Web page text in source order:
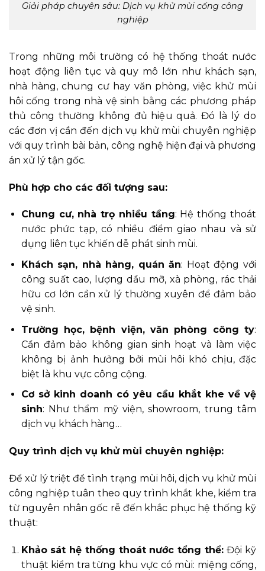
Giải pháp chuyên sâu: Dịch vụ khử mùi cống công
nghiệp
Trong những môi trường có hệ thống thoát nước
hoạt động liên tục và quy mô lớn như khách sạn,
nhà hàng, chung cư hay văn phòng, việc khử mùi
hôi cống trong nhà vệ sinh bằng các phương pháp
thủ công thường không đủ hiệu quả. Đó là lý do
các đơn vị cần đến dịch vụ khử mùi chuyên nghiệp
với quy trình bài bản, công nghệ hiện đại và phương
án xử lý tận gốc.
Phù hợp cho các đối tượng sau:
Chung cư, nhà trọ nhiều tầng: Hệ thống thoát
nước phức tạp, có nhiều điểm giao nhau và sử
dụng liên tục khiến dễ phát sinh mùi.
Khách sạn, nhà hàng, quán ăn: Hoạt động với
công suất cao, lượng dầu mỡ, xà phòng, rác thải
hữu cơ lớn cần xử lý thường xuyên để đảm bảo
vệ sinh.
Trường học, bệnh viện, văn phòng công ty:
Cần đảm bảo không gian sinh hoạt và làm việc
không bị ảnh hưởng bởi mùi hôi khó chịu, đặc
biệt là khu vực công cộng.
Cơ sở kinh doanh có yêu cầu khắt khe về vệ
sinh: Như thẩm mỹ viện, showroom, trung tâm
dịch vụ khách hàng…
Quy trình dịch vụ khử mùi chuyên nghiệp:
Để xử lý triệt để tình trạng mùi hôi, dịch vụ khử mùi
công nghiệp tuân theo quy trình khắt khe, kiểm tra
từ nguyên nhân gốc rễ đến khắc phục hệ thống kỹ
thuật:
Khảo sát hệ thống thoát nước tổng thể:Đội kỹ
thuật kiểm tra từng khu vực có mùi: miệng cống,